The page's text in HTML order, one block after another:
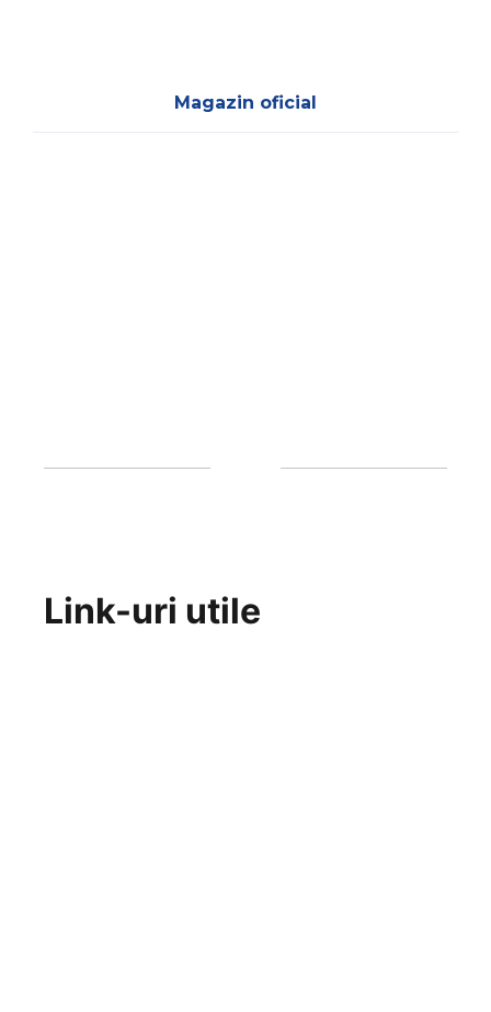
Magazin oficial
Link-uri utile